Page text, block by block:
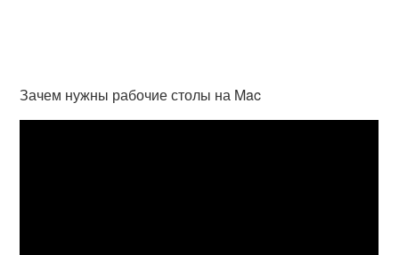
Зачем нужны рабочие столы на Mac